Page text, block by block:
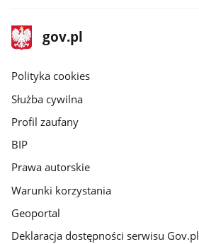
stopka
gov.pl
Strona
gov.pl
gov.pl
Polityka cookies
Służba cywilna
Profil zaufany
BIP
Prawa autorskie
Warunki korzystania
Geoportal
Deklaracja dostępności serwisu Gov.pl